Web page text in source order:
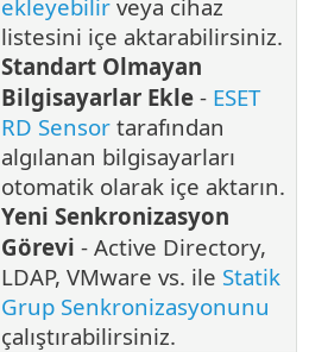
ekleyebilir veya cihaz
listesini içe aktarabilirsiniz.
Standart Olmayan
Bilgisayarlar Ekle - ESET
RD Sensor tarafından
algılanan bilgisayarları
otomatik olarak içe aktarın.
Yeni Senkronizasyon
Görevi - Active Directory,
LDAP, VMware vs. ile Statik
Grup Senkronizasyonunu
çalıştırabilirsiniz.